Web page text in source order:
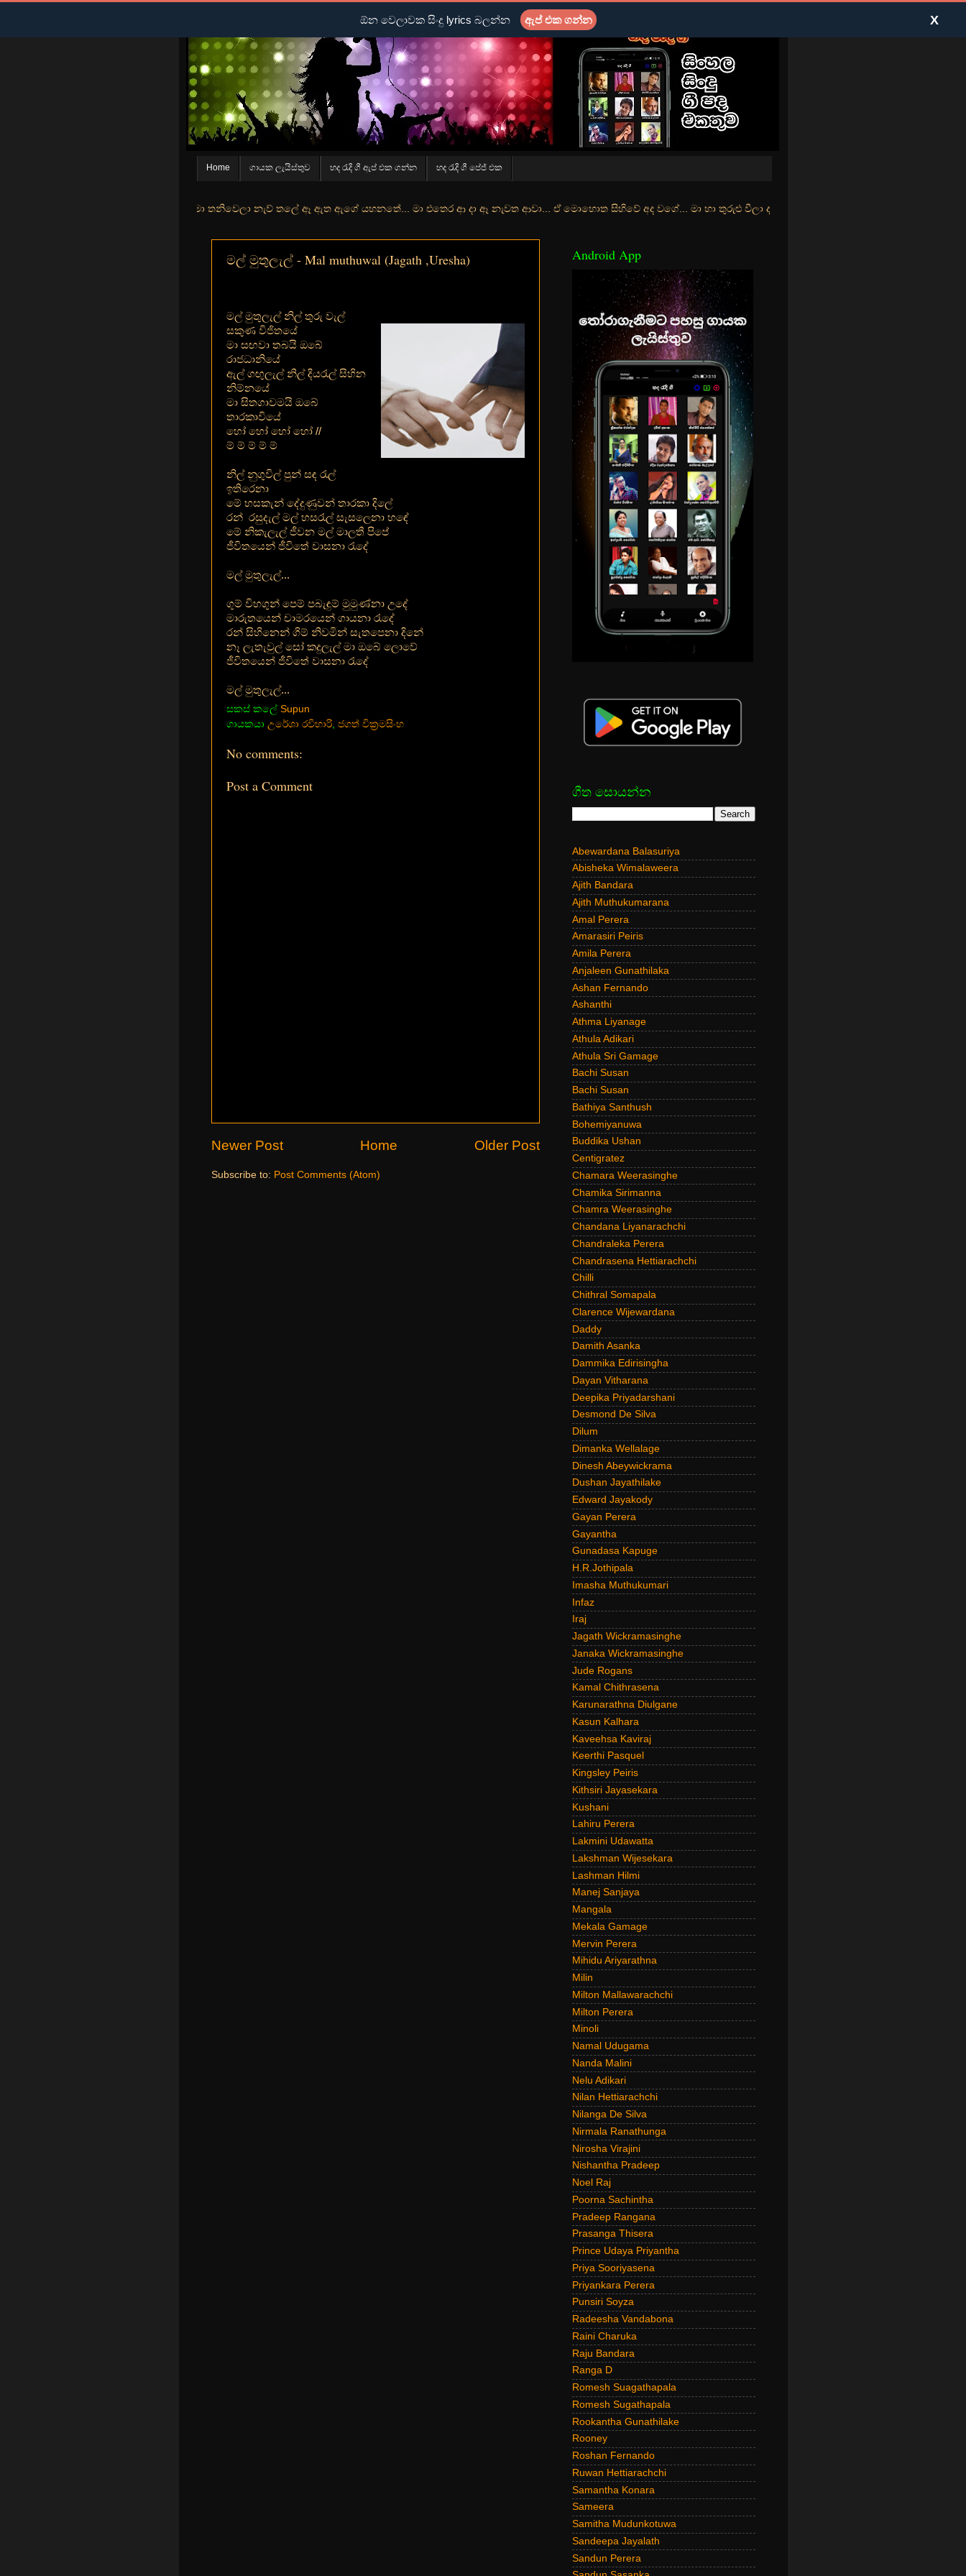
Home ගායක ලැයිස්තුව හද රැදි ගී ඇප් එක ගන්න හද රැදි ගී පේජ් එක
මුහුදු තීරේ ගල් මල් පිපුන යායේ මා තනිවෙලා නැව් තලේ ඈ ඇත ඇගේ යහනතේ... මා එතෙර ආ දා ඈ නැවත ආවා... ඒ මොහොත සිහිවේ අද වගේ... මා හා තුරුළු වීලා දෑසේ කදුළු බීලා රහසේ සුසුම් ලෑ හඩ ඇසේ... නිල්වන්
මල් මුතුලැල් - Mal muthuwal (Jagath ,Uresha)
මල් මුතුලැල් නිල් තුරු වැල්
සකුණ විජිතයේ
මා සඟවා තබයි ඔබේ
රාජධානියේ
ඇල් ගඟුලැල් නිල් දියරැල් සිහින
නිම්නයේ
මා සිතගාවමයි ඔබේ
තාරකාවියේ
හෝ හෝ හෝ හෝ //
ම් ම් ම් ම් ම්
නිල් නුගුවිල් පුන් සඳ රැල්
ඉතිරෙනා
මේ හසකැන් දේදුණුවන් තාරකා දිලේ
රන් රසුදැල් මල් හසරැල් සැසලෙනා හඳේ
මේ නිකැලැල් ජීවන මල් මාලතී පිපේ
ජීවිතයෙන් ජීවිතේ වාසනා රැදේ
මල් මුතුලැල්...
ගුම් විහගුන් පෙම් පබැඳුම් මුමුණ්නා උදේ
මාරුතයෙන් චාමරයෙන් ගායනා රැදේ
රන් සිහිනෙන් ගිම් නිවමින් සැතපෙනා දිනේ
නෑ ලැතැවුල් සෝ කදුලැල් මා ඔබේ ලොවේ
ජීවිතයෙන් ජීවිතේ වාසනා රැදේ
මල් මුතුලැල්...
සකස් කලේ Supun
ගායකයා උරේශා රවිහාරි, ජගත් වික්‍රමසිංහ
No comments:
Post a Comment
Newer Post Older Post
Home
Subscribe to: Post Comments (Atom)
Android App
ගීත සොයන්න
Abewardana Balasuriya
Abisheka Wimalaweera
Ajith Bandara
Ajith Muthukumarana
Amal Perera
Amarasiri Peiris
Amila Perera
Anjaleen Gunathilaka
Ashan Fernando
Ashanthi
Athma Liyanage
Athula Adikari
Athula Sri Gamage
Bachi Susan
Bachi Susan
Bathiya Santhush
Bohemiyanuwa
Buddika Ushan
Centigratez
Chamara Weerasinghe
Chamika Sirimanna
Chamra Weerasinghe
Chandana Liyanarachchi
Chandraleka Perera
Chandrasena Hettiarachchi
Chilli
Chithral Somapala
Clarence Wijewardana
Daddy
Damith Asanka
Dammika Edirisingha
Dayan Vitharana
Deepika Priyadarshani
Desmond De Silva
Dilum
Dimanka Wellalage
Dinesh Abeywickrama
Dushan Jayathilake
Edward Jayakody
Gayan Perera
Gayantha
Gunadasa Kapuge
H.R.Jothipala
Imasha Muthukumari
Infaz
Iraj
Jagath Wickramasinghe
Janaka Wickramasinghe
Jude Rogans
Kamal Chithrasena
Karunarathna Diulgane
Kasun Kalhara
Kaveehsa Kaviraj
Keerthi Pasquel
Kingsley Peiris
Kithsiri Jayasekara
Kushani
Lahiru Perera
Lakmini Udawatta
Lakshman Wijesekara
Lashman Hilmi
Manej Sanjaya
Mangala
Mekala Gamage
Mervin Perera
Mihidu Ariyarathna
Milin
Milton Mallawarachchi
Milton Perera
Minoli
Namal Udugama
Nanda Malini
Nelu Adikari
Nilan Hettiarachchi
Nilanga De Silva
Nirmala Ranathunga
Nirosha Virajini
Nishantha Pradeep
Noel Raj
Poorna Sachintha
Pradeep Rangana
Prasanga Thisera
Prince Udaya Priyantha
Priya Sooriyasena
Priyankara Perera
Punsiri Soyza
Radeesha Vandabona
Raini Charuka
Raju Bandara
Ranga D
Romesh Suagathapala
Romesh Sugathapala
Rookantha Gunathilake
Rooney
Roshan Fernando
Ruwan Hettiarachchi
Samantha Konara
Sameera
Samitha Mudunkotuwa
Sandeepa Jayalath
Sandun Perera
ඕන වෙලාවක සිංදු lyrics බලන්න ඇප් එක ගන්න X